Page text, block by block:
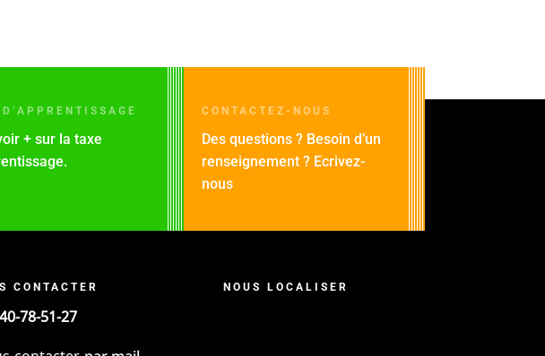
+ sur la taxe
CONTACTEZ-NOUS
Des questions ? Besoin d’un
renseignement ? Ecrivez-
nous
CONTACTER
78-51-27
NOUS LOCALISER